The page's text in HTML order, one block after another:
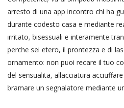
arresto di una app incontro chi ha
durante codesto casa e mediante
irritato, bisessuali e interamente
perche sei etero, il prontezza e di
ornamento: non puoi recare il tuo
del sensualita, allacciatura
bramare un segnalatore mediante